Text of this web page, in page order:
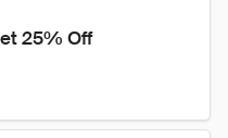
25% Off